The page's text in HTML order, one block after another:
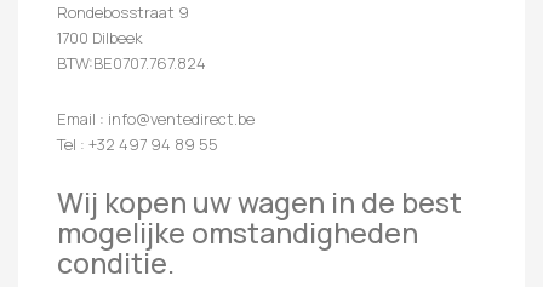
Rondebosstraat 9
1700 Dilbeek
BTW:BE0707.767.824
Email : info@ventedirect.be
Tel : +32 497 94 89 55
Wij kopen uw wagen in de best
mogelijke omstandigheden
conditie.